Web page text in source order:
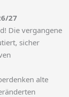
27
Die vergangene
sicher
alte